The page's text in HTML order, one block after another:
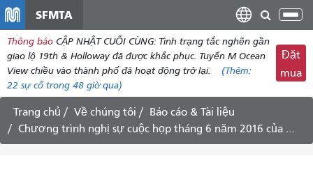
dung
SFMTA
Thông báo CẬP NHẬT CUỐI CÙNG: Tình trạng tắc nghẽn gần
giao lộ 19th & Holloway đã được khắc phục. Tuyến M Ocean
View chiều vào thành phố đã hoạt động trở lại.
(Thêm:
22 sự cố trong 48 giờ qua)
Đặt
mua
Trang chủ Về chúng tôi
Báo cáo & Tài liệu
Chương trình nghị sự cuộc họp tháng 6 năm 2016 của Ủy ban Tư vấn Cộng đồng Ga Balboa Park